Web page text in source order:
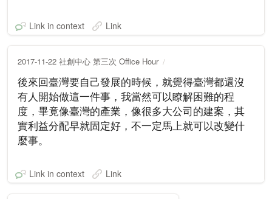
Link in context Link
2017-11-22 社創中心 第三次 Office Hour
後來回臺灣要自己發展的時候，就覺得臺灣都還沒
有人開始做這一件事，我當然可以瞭解困難的程
度，畢竟像臺灣的產業，像很多大公司的建案，其
實利益分配早就固定好，不一定馬上就可以改變什
麼事。
Link in context Link